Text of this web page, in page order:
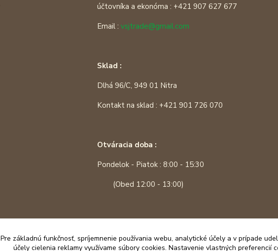
účtovníka a ekonóma : +421 907 627 677
Email :vsjtrade@gmail.com
Sklad :
Dlhá 96/C, 949 01 Nitra
Kontakt na sklad : +421 901 726 070
Otváracia doba :
Pondelok - Piatok : 8:00 - 15:30
(Obed 12:00 - 13:00)
Pre základnú funkčnosť, spríjemnenie používania webu, analytické účely a v prípade
účely cielenia reklamy využívame súbory cookies. Nastavenie vlastných preferencií